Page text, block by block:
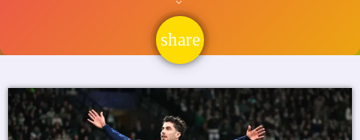
share
email